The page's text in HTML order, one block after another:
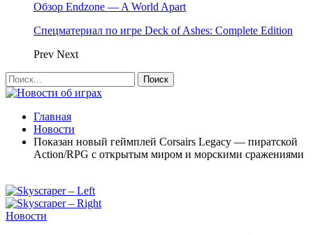
Обзор Endzone — A World Apart
Спецматериал по игре Deck of Ashes: Complete Edition
Prev Next
Главная
Новости
Показан новый геймплей Corsairs Legacy — пиратской
Action/RPG с открытым миром и морскими сражениями
Новости